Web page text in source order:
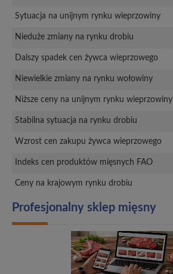
Sytuacja na unijnym rynku wieprzowiny
Nieduże zmiany na rynku drobiu
Dalszy spadek cen żywca wieprzowego
Niewielkie zmiany na rynku wołowiny
Niższe ceny na unijnym rynku wieprzowiny
Stabilna sytuacja na rynku drobiu
Wzrost cen zakupu żywca wieprzowego
Indeks cen produktów mięsnych FAO
Ceny na krajowym rynku drobiu
Profesjonalny sklep mięsny